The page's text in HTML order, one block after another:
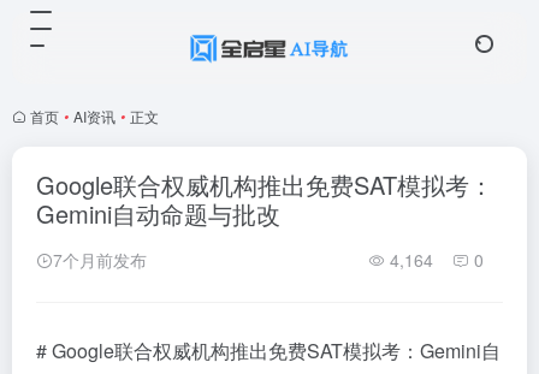
首页 • AI资讯 • 正文
Google联合权威机构推出免费SAT模拟考：
Gemini自动命题与批改
7个月前发布 4,164 0
# Google联合权威机构推出免费SAT模拟考：Gemini自